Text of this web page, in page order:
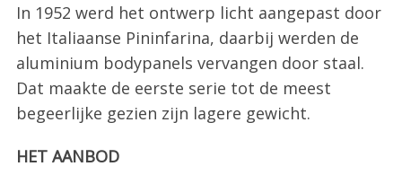
In 1952 werd het ontwerp licht aangepast door
het Italiaanse Pininfarina, daarbij werden de
aluminium bodypanels vervangen door staal.
Dat maakte de eerste serie tot de meest
begeerlijke gezien zijn lagere gewicht.
HET AANBOD